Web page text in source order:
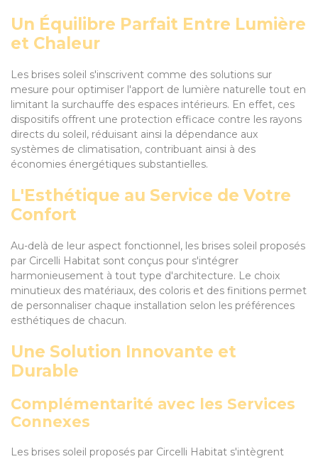
Un Équilibre Parfait Entre Lumière
et Chaleur
Les brises soleil s'inscrivent comme des solutions sur
mesure pour optimiser l'apport de lumière naturelle tout en
limitant la surchauffe des espaces intérieurs. En effet, ces
dispositifs offrent une protection efficace contre les rayons
directs du soleil, réduisant ainsi la dépendance aux
systèmes de climatisation, contribuant ainsi à des
économies énergétiques substantielles.
L'Esthétique au Service de Votre
Confort
Au-delà de leur aspect fonctionnel, les brises soleil proposés
par Circelli Habitat sont conçus pour s'intégrer
harmonieusement à tout type d'architecture. Le choix
minutieux des matériaux, des coloris et des finitions permet
de personnaliser chaque installation selon les préférences
esthétiques de chacun.
Une Solution Innovante et
Durable
Complémentarité avec les Services
Connexes
Les brises soleil proposés par Circelli Habitat s'intègrent